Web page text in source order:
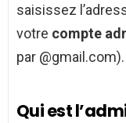
saisissez
votre compte
par @gmail.com).
Qui est